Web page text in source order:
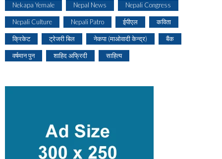
Nekapa Yemale Nepal News Nepali Congress
Nepali Culture Nepali Patro ईपीएल कविता
क्रिकेट ट्रेजरी बिल नेकपा (माओवादी केन्द्र) बैंक
वर्षमान पुन शाहिद अफ्रिदी साहित्य